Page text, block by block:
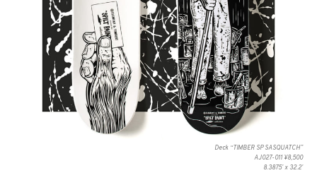
Deck “TIMBER SP SASQUATCH”
AJ027-011 ¥8,500
8.3875ʼ x 32.2ʼ